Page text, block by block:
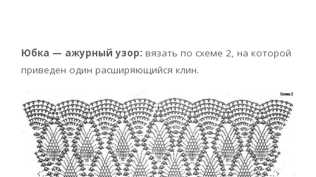
Юбка — ажурный узор: вязать по схеме 2, на которой
приведен один расширяющийся клин.